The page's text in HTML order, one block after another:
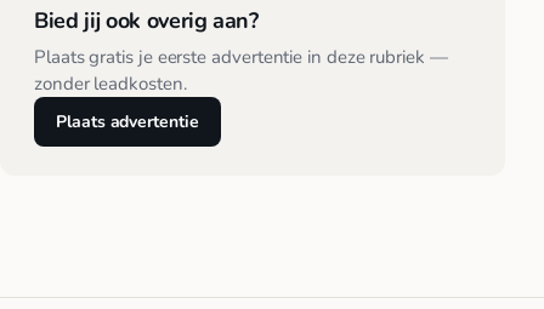
Bied jij ook overig aan?
Plaats gratis je eerste advertentie in deze rubriek —
zonder leadkosten.
Plaats advertentie